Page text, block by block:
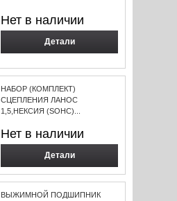
Нет в наличии
Детали
НАБОР (КОМПЛЕКТ)
СЦЕПЛЕНИЯ ЛАНОС
1,5,НЕКСИЯ (SOHC)...
Нет в наличии
Детали
ВЫЖИМНОЙ ПОДШИПНИК